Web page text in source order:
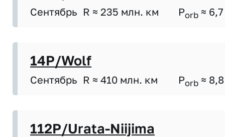
Сентябрь R ≈ 235 млн. км Porb ≈ 6,7
14P/Wolf
Сентябрь R ≈ 410 млн. км Porb ≈ 8,8
112P/Urata-Niijima